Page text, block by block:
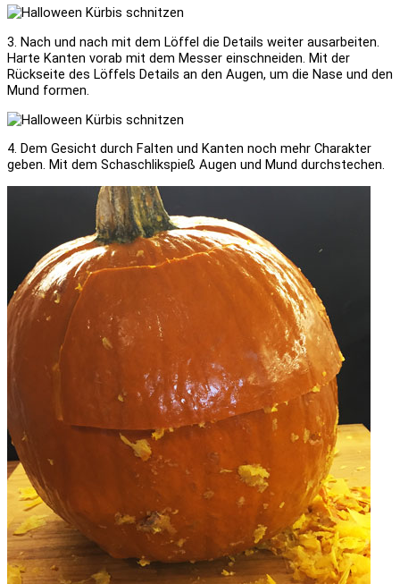
3. Nach und nach mit dem Löffel die Details weiter ausarbeiten.
Harte Kanten vorab mit dem Messer einschneiden. Mit der
Rückseite des Löffels Details an den Augen, um die Nase und den
Mund formen.
4. Dem Gesicht durch Falten und Kanten noch mehr Charakter
geben. Mit dem Schaschlikspieß Augen und Mund durchstechen.